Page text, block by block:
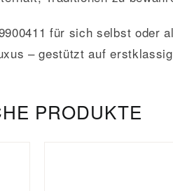
für sich selbst oder
– gestützt auf
PRODUKTE